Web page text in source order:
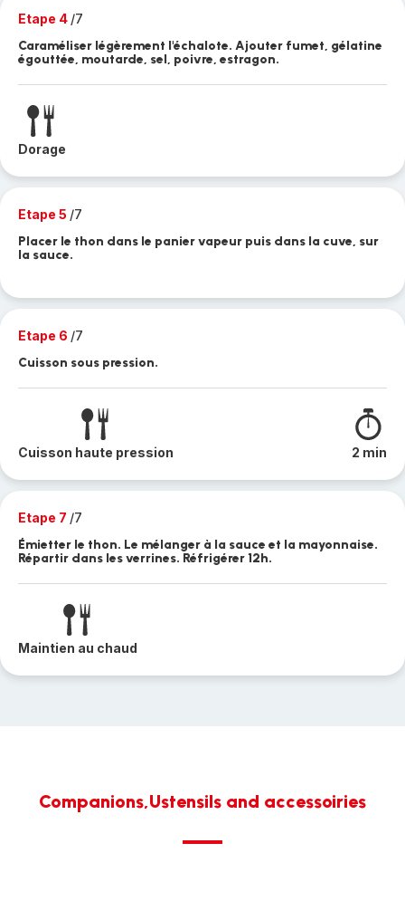
Etape 4 /7
Caraméliser légèrement l'échalote. Ajouter fumet, gélatine
égouttée, moutarde, sel, poivre, estragon.
Dorage
Etape 5 /7
Placer le thon dans le panier vapeur puis dans la cuve, sur
la sauce.
Etape 6 /7
Cuisson sous pression.
Cuisson haute pression 2 min
Etape 7 /7
Émietter le thon. Le mélanger à la sauce et la mayonnaise.
Répartir dans les verrines. Réfrigérer 12h.
Maintien au chaud
Companions,Ustensils and accessoiries